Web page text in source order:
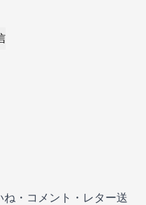
・コメント・レター送